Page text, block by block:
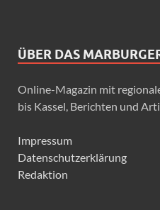
ÜBER DAS
Online-Magazin mit
bis Kassel, Berichten und
Impressum
Datenschutzerklärung
Redaktion